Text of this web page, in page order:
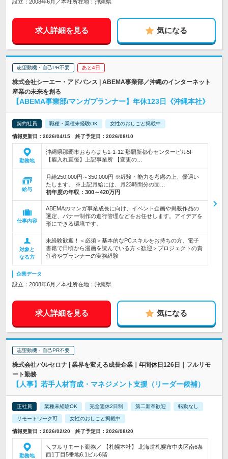
設立：2008年6月／本社所在地：沖縄県
求人詳細を見る 気になる
志望動機・自己PR不要 あと4日
株式会社シーエー・アドバンス | ABEMA事業部／沖縄のインターネット
産業の未来を創る
【ABEMA事業部/マンガプランナー】年休123日《沖縄本社》
契約社員 職種・業種未経験OK 女性のおしごと掲載中
情報更新日：2026/04/15 終了予定日：2026/08/10
勤務地
沖縄県那覇市おもろまち1-1-12 那覇新都心センタービル5F
【雇入れ直後】上記事業所 【変更の…
給与
月給250,000円～350,000円 ※経験・能力を考慮の上、優遇い
たします。 ※上記月給には、月23時間分の固…
初年度の年収： 300～420万円
仕事内容
ABEMAのマンガ事業成長に向け、イベント企画や掲載作品の
選定、バナー制作の進行管理などをお任せします。アイデアを
形にできる環境です。
対象と
なる方
未経験歓迎！＜必須＞基本的なPCスキルをお持ちの方、電子
書籍で日頃から漫画を読んでいる方＜歓迎＞プロジェクトの責
任者やプランナーの実務経験
企業データ
設立：2008年6月／本社所在地：沖縄県
求人詳細を見る 気になる
志望動機・自己PR不要
株式会社バルセロナ | 業界を変える成長企業｜年間休日126日｜フルリモ
ート勤務
【人事】若手人材育成・マネジメント支援（リーダー候補）
正社員 業種未経験OK 完全週休2日制 第二新卒歓迎 転勤なし
リモートワーク可 女性のおしごと掲載中
情報更新日：2026/02/20 終了予定日：2026/08/20
勤務地
＼フルリモート勤務／ 【札幌本社】 北海道札幌市中央区南6条
西1丁目5番地6.1ビル6階